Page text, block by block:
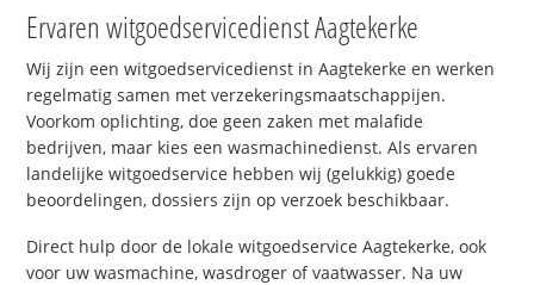
Ervaren witgoedservicedienst Aagtekerke
Wij zijn een witgoedservicedienst in Aagtekerke en werken
regelmatig samen met verzekeringsmaatschappijen.
Voorkom oplichting, doe geen zaken met malafide
bedrijven, maar kies een wasmachinedienst. Als ervaren
landelijke witgoedservice hebben wij (gelukkig) goede
beoordelingen, dossiers zijn op verzoek beschikbaar.
Direct hulp door de lokale witgoedservice Aagtekerke, ook
voor uw wasmachine, wasdroger of vaatwasser. Na uw